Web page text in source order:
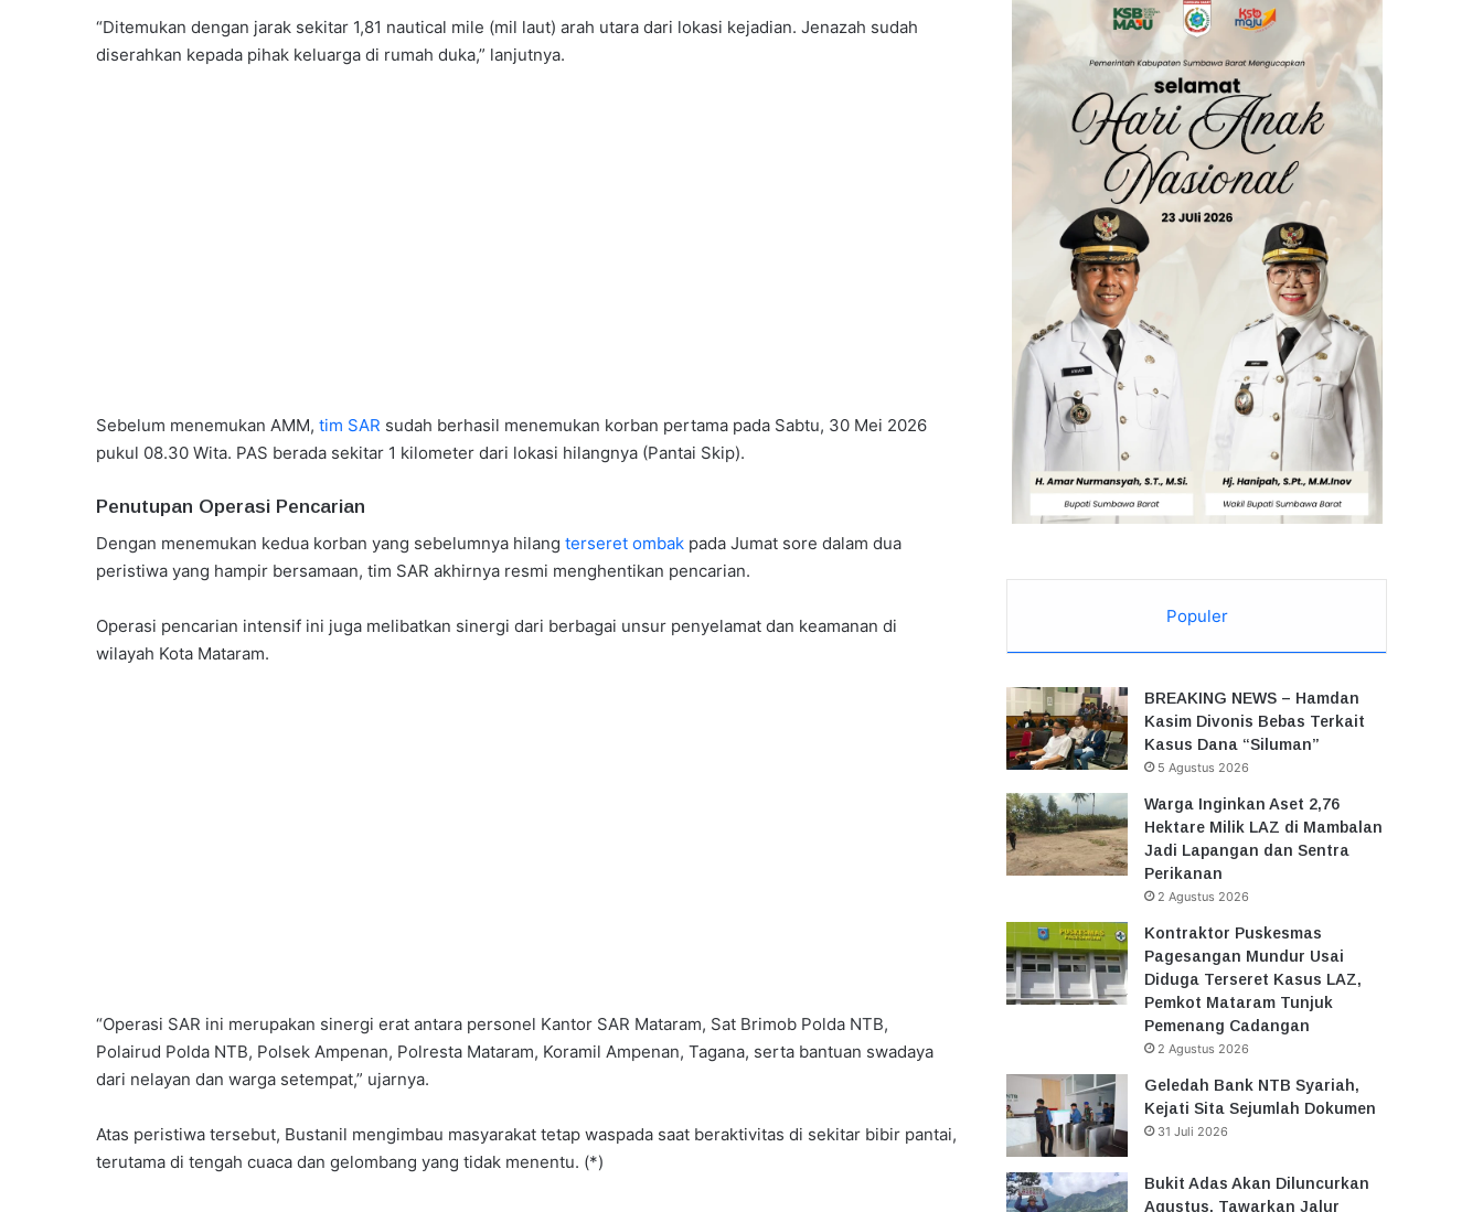
“Ditemukan dengan jarak sekitar 1,81 nautical mile (mil laut) arah utara dari lokasi kejadian. Jenazah sudah
diserahkan kepada pihak keluarga di rumah duka,” lanjutnya.
Sebelum menemukan AMM, tim SAR sudah berhasil menemukan korban pertama pada Sabtu, 30 Mei 2026
pukul 08.30 Wita. PAS berada sekitar 1 kilometer dari lokasi hilangnya (Pantai Skip).
Penutupan Operasi Pencarian
Dengan menemukan kedua korban yang sebelumnya hilang terseret ombak pada Jumat sore dalam dua
peristiwa yang hampir bersamaan, tim SAR akhirnya resmi menghentikan pencarian.
Operasi pencarian intensif ini juga melibatkan sinergi dari berbagai unsur penyelamat dan keamanan di
wilayah Kota Mataram.
“Operasi SAR ini merupakan sinergi erat antara personel Kantor SAR Mataram, Sat Brimob Polda NTB,
Polairud Polda NTB, Polsek Ampenan, Polresta Mataram, Koramil Ampenan, Tagana, serta bantuan swadaya
dari nelayan dan warga setempat,” ujarnya.
Atas peristiwa tersebut, Bustanil mengimbau masyarakat tetap waspada saat beraktivitas di sekitar bibir pantai,
terutama di tengah cuaca dan gelombang yang tidak menentu. (*)
Populer
BREAKING NEWS – Hamdan
Kasim Divonis Bebas Terkait
Kasus Dana “Siluman”
5 Agustus 2026
Warga Inginkan Aset 2,76
Hektare Milik LAZ di Mambalan
Jadi Lapangan dan Sentra
Perikanan
2 Agustus 2026
Kontraktor Puskesmas
Pagesangan Mundur Usai
Diduga Terseret Kasus LAZ,
Pemkot Mataram Tunjuk
Pemenang Cadangan
2 Agustus 2026
Geledah Bank NTB Syariah,
Kejati Sita Sejumlah Dokumen
31 Juli 2026
Bukit Adas Akan Diluncurkan
Agustus, Tawarkan Jalur